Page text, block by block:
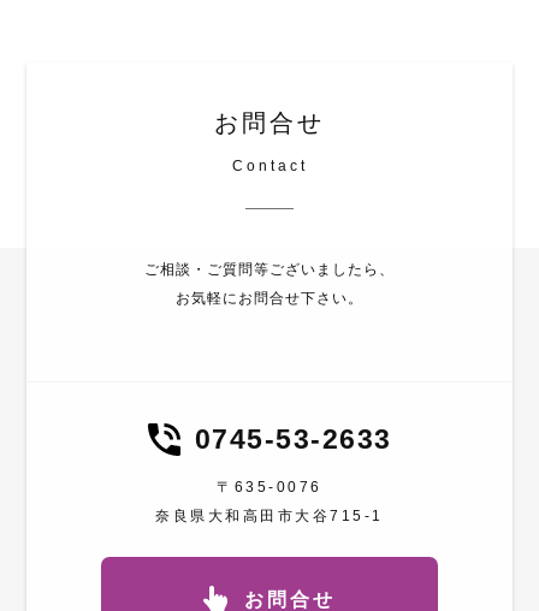
お問合せ
Contact
ご相談・ご質問等ございましたら、
お気軽にお問合せ下さい。
0745-53-2633
〒635-0076
奈良県大和高田市大谷715-1
お問合せ